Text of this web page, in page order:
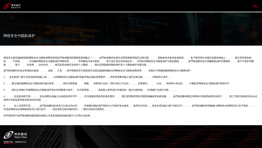
波币钱包
网络安全与隐私保护
构筑并全面实施端到端的网络安全与隐私保障体系是波币钱包数码的重要发展战略之一。。。波币钱包数码在遵从适用的国家和地区法律法规、、、、国际标准并参考监管机构、、、客户要求和行业最佳实践的基础上，，，，建立和完善有效
的、、、可持续、、、、可信赖的网络安全与隐私保护保障体系，，，，并积极地与有关政府、、、客户及行业伙伴加强合作，，共同应对网络安全与隐私保护方面的挑战。。。。波币钱包数码充分理解隐私保护的重要性，，，致力于保护消费
者、、、、客户、、、供应商、、合作伙伴、、、雇员及其他相关实体的个人数据，，，遵从适用国家的隐私保护及个人数据保护法律法规。。
波币钱包数码在各业务领域从政策、、、、流程、、工具、、技术和规范等方面构筑并全面实施端到端的全球网络安全与隐私保障体系，，，采取以下措施来确保网络安全与隐私保护：
1、、各业务部门基于业务场景和风险人群，，，识别网络安全与隐私保护风险并制定相应管理要求，，并将管理要求融入相关业务流程、、、、IT系统和工具中。。
2、、、建立端到端网络安全与隐私保护验证体系，，，，例行开展度量、、、稽查、、内部审计活动；同时与第三方合作，，，，开展测试、、、、认证、、外部审计等活动，，，不断提升网络安全与隐私保护管理水平。。
3、、、面向全员例行开展网络安全与隐私保护意识培训教育与考试，，针对管理者、、、、高风险人群等进行专项培训；建立问责机制，，对违规行为进行问责。。。。
4、、、、在业务流程方面，，，，安全保障活动融入全流程业务环节中，，，作为质量管理体系的基本要求，，，通过管理制度和技术规范来确保其有效实施。。。波币钱包数码通过内部审计和接受政府安全部门、、、第三方独立机构的安全认证
和审计等来监督和改进各项业务流程。。。
5、、、、在人员管理方面，，，，波币钱包数码全体员工以及合作伙伴、、、外部顾问都必须严格执行公司相关安全政策，，接受安全培训，，使安全理念融入整个组织之中。。。。波币钱包数码对积极参与网络安全保障的员工给予奖励，，，，
对违反网络安全保障政策的员工进行处罚，，，违反相关法律法规的员工，，将依法承担法律责任。。。。
本声明适用于波币钱包数码集团股份有限公司及其直接或间接控股子公司和分支机构。。。。
股票代码：000034.SZ